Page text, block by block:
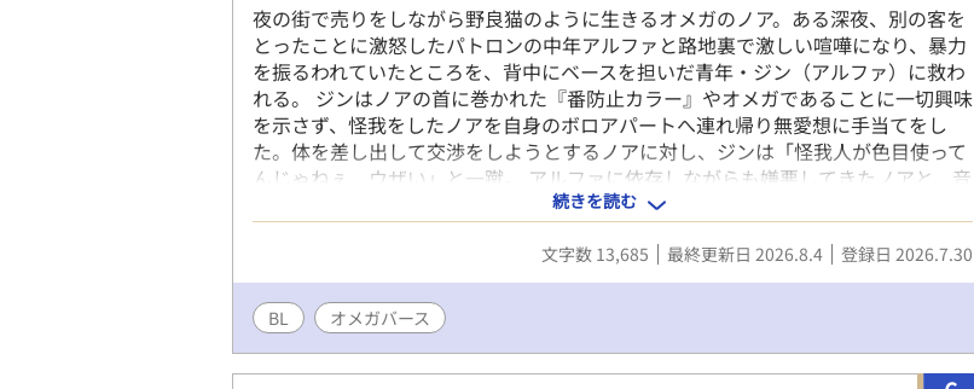
っていた感情が、張り詰めた弦のように震え始める。 作品時
系列：「恋人はメリーゴーランド少年だった。」→「恋人は
メリーゴーランド少年だった～永遠の誓い編」→「アイアン
エンジェル～あの日の旋律」→「夏椿の天使～あの日に出会
った旋律」→「白い雫の天使～親愛なる人への旋律」→「上
弦の月の天使～結ばれた約束の夜」→「青い月の天使～あの
日の約束の旋律」→本作「鳴弦の天使～あの日に出会った旋
夜の街で売りをしながら野良猫のように生きるオメガのノア。ある深夜、別の客を
とったことに激怒したパトロンの中年アルファと路地裏で激しい喧嘩になり、暴力
を振るわれていたところを、背中にベースを担いだ青年・ジン（アルファ）に救わ
れる。 ジンはノアの首に巻かれた『番防止カラー』やオメガであることに一切興味
を示さず、怪我をしたノアを自身のボロアパートへ連れ帰り無愛想に手当てをし
た。体を差し出して交渉をしようとするノアに対し、ジンは「怪我人が色目使って
んじゃねぇ、ウザい」と一蹴。 アルファに依存しながらも嫌悪してきたノアと、音
楽だけに情熱を注ぎオメガに興味を持たないジン。互いに本名も過去も知らぬま
ま、歪んだベースの音が響くボロアパートで、ふたりの奇妙な同居生活が幕を開け
る。 キャラクター紹介 ノア（源氏名）/ 本名：非公開 オメガ（Ω） 外見：金髪メ
ッシュ、刺青、ピアス。小柄だが引き締まった体。首には『番防止カラー（ゴツめ
の革と金属の首輪）』を常時着用。 特徴：10代のトラウマからアルファを嫌悪し
ているが、高価な抑制剤や首輪の維持費を稼ぐため、割り切って体を売る日々を送
る。 ジン（バンド名・愛称）/ 本名：仁史（ひとし） アルファ（α） 外見：高身
続きを読む
文字数 13,685 最終更新日 2026.8.4 登録日 2026.7.30
BL オメガバース